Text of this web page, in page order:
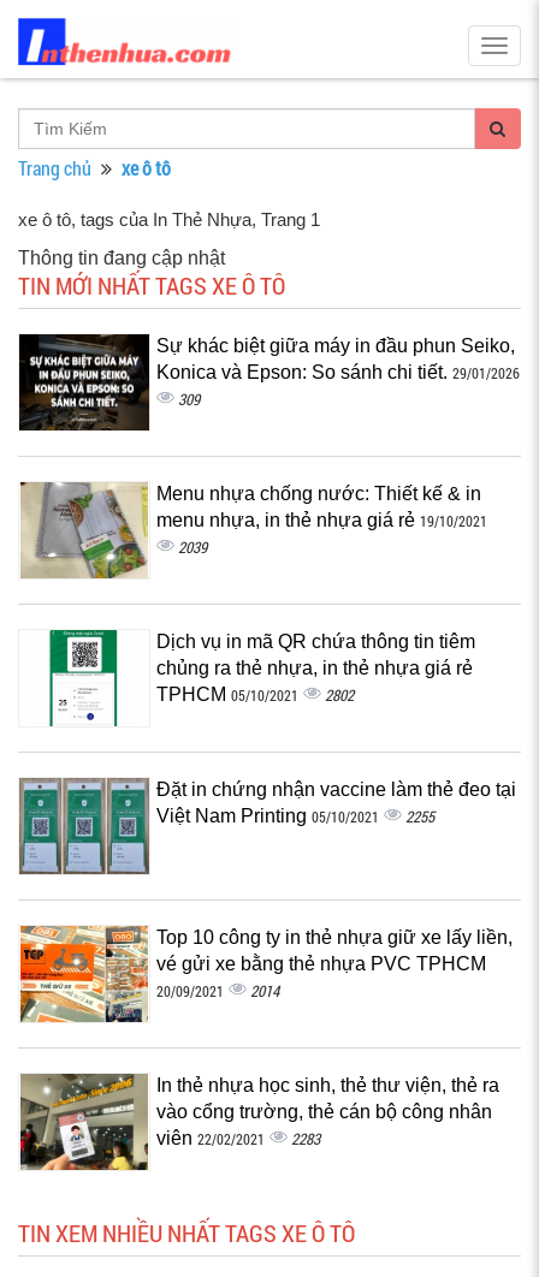
Trang chủ xe ô tô
xe ô tô, tags của In Thẻ Nhựa, Trang 1
Thông tin đang cập nhật
TIN MỚI NHẤT TAGS XE Ô TÔ
Sự khác biệt giữa máy in đầu phun Seiko,
Konica và Epson: So sánh chi tiết. 29/01/2026
309
Menu nhựa chống nước: Thiết kế & in
menu nhựa, in thẻ nhựa giá rẻ 19/10/2021
2039
Dịch vụ in mã QR chứa thông tin tiêm
chủng ra thẻ nhựa, in thẻ nhựa giá rẻ
TPHCM 05/10/2021 2802
Đặt in chứng nhận vaccine làm thẻ đeo tại
Việt Nam Printing 05/10/2021 2255
Top 10 công ty in thẻ nhựa giữ xe lấy liền,
vé gửi xe bằng thẻ nhựa PVC TPHCM
20/09/2021 2014
In thẻ nhựa học sinh, thẻ thư viện, thẻ ra
vào cổng trường, thẻ cán bộ công nhân
viên 22/02/2021 2283
TIN XEM NHIỀU NHẤT TAGS XE Ô TÔ